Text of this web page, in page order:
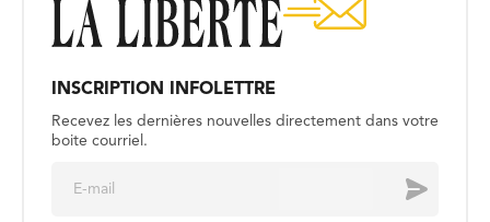
INSCRIPTION INFOLETTRE
Recevez les dernières nouvelles directement dans votre
boite courriel.
Envoyer